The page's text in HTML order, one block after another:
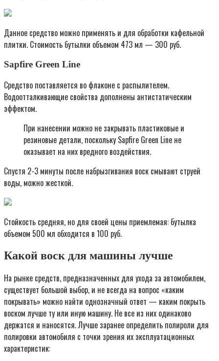
Данное средство можно применять и для обработки кафельной
плитки. Стоимость бутылки объемом 473 мл — 300 руб.
Sapfire Green Line
Средство поставляется во флаконе с распылителем.
Водоотталкивающие свойства дополнены антистатическим
эффектом.
При нанесении можно не закрывать пластиковые и
резиновые детали, поскольку Sapfire Green Line не
оказывает на них вредного воздействия.
Спустя 2-3 минуты после набрызгивания воск смывают струей
воды, можно жесткой.
Стойкость средняя, но для своей цены приемлемая: бутылка
объемом 500 мл обходится в 100 руб.
Какой воск для машины лучше
На рынке средств, предназначенных для ухода за автомобилем,
существует большой выбор, и не всегда на вопрос «каким
покрывать» можно найти однозначный ответ — каким покрыть
воском лучше ту или иную машину. Не все из них одинаково
держатся и наносятся. Лучше заранее определить полироли для
полировки автомобиля с точки зрения их эксплуатационных
характеристик: